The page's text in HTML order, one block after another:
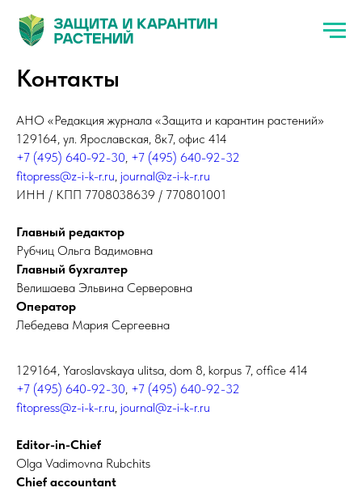
Контакты
АНО «Редакция журнала «Защита и карантин растений»
129164, ул. Ярославская, 8к7, офис 414
+7 (495) 640-92-30, +7 (495) 640-92-32
fitopress@z-i-k-r.ru, journal@z-i-k-r.ru
ИНН / КПП 7708038639 / 770801001
Главный редактор
Рубчиц Ольга Вадимовна
Главный бухгалтер
Велишаева Эльвина Серверовна
Оператор
Лебедева Мария Сергеевна
129164, Yaroslavskaya ulitsa, dom 8, korpus 7, office 414
+7 (495) 640-92-30, +7 (495) 640-92-32
fitopress@z-i-k-r.ru, journal@z-i-k-r.ru
Editor-in-Chief
Olga Vadimovna Rubchits
Chief accountant